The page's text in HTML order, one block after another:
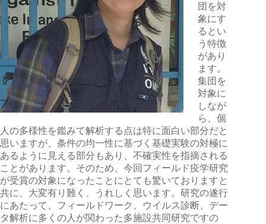
団を対
象にす
るとい
う特徴
があり
ます。
集団を
対象に
しなが
ら、個
人の多様性を鑑みて解析する点は特に面白い部分だと
思いますが、条件の均一性に基づく基礎実験の対極に
あるように見える部分もあり、不確実性を指摘される
ことがあります。そのため、今回フィールド疫学研究
が受賞の対象になったことにとても驚いておりますと
共に、大変有り難く、うれしく思います。研究の遂行
にあたって、フィールドワーク、ウイルス診断、デー
タ解析に多くの人が関わった多施設共同研究ですの